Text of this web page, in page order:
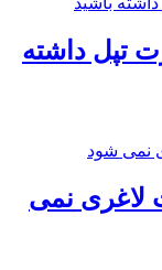
تپل داشته
لاغری نمی